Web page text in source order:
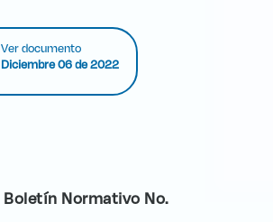
Ver documento
Diciembre 06 de 2022
Boletín Normativo No.